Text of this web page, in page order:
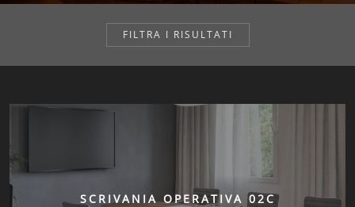
FILTRA I RISULTATI
SCRIVANIA OPERATIVA 02C